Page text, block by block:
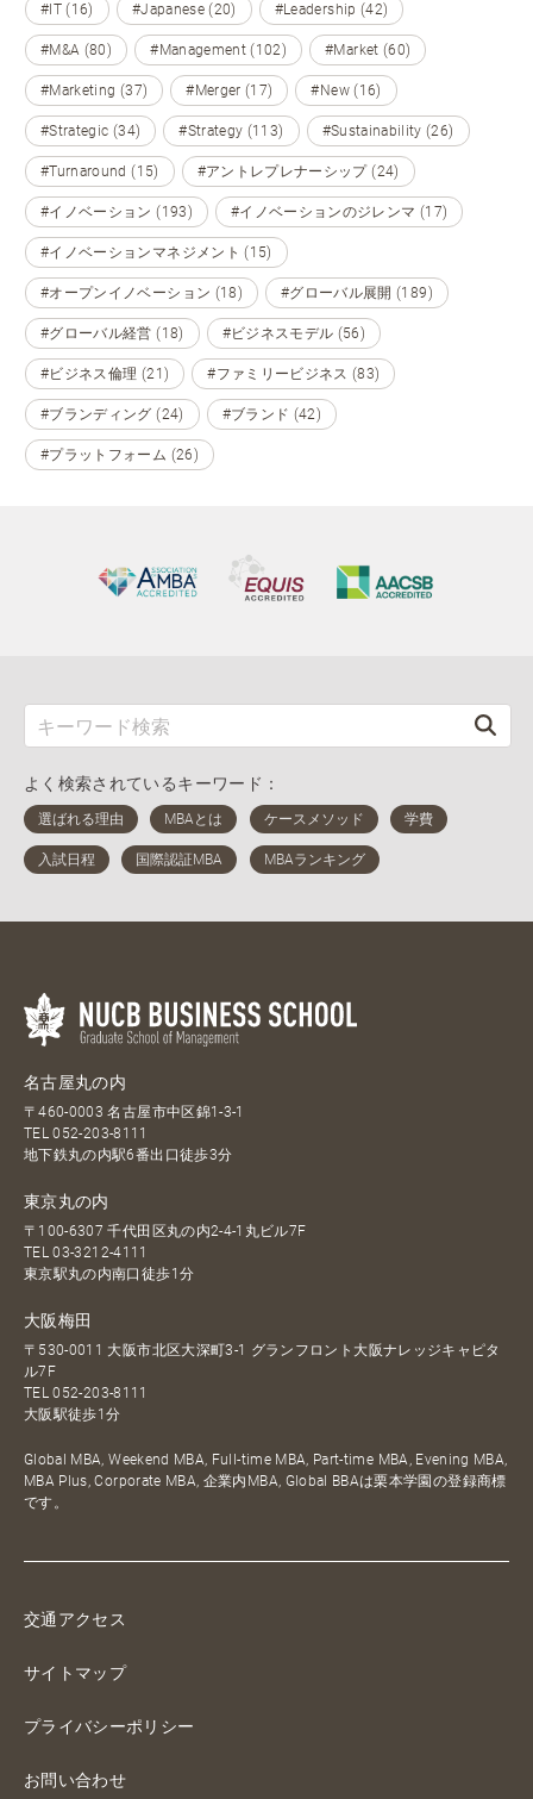
#IT (16) #Japanese (20) #Leadership (42)
#M&A (80) #Management (102) #Market (60)
#Marketing (37) #Merger (17) #New (16)
#Strategic (34) #Strategy (113) #Sustainability (26)
#Turnaround (15) #アントレプレナーシップ (24)
#イノベーション (193) #イノベーションのジレンマ (17)
#イノベーションマネジメント (15)
#オープンイノベーション (18) #グローバル展開 (189)
#グローバル経営 (18) #ビジネスモデル (56)
#ビジネス倫理 (21) #ファミリービジネス (83)
#ブランディング (24) #ブランド (42)
#プラットフォーム (26)
よく検索されているキーワード：
名古屋丸の内
〒460-0003 名古屋市中区錦1-3-1
TEL052-203-8111
地下鉄丸の内駅6番出口徒歩3分
東京丸の内
〒100-6307 千代田区丸の内2-4-1丸ビル7F
TEL03-3212-4111
東京駅丸の内南口徒歩1分
大阪梅田
〒530-0011 大阪市北区大深町3-1 グランフロント大阪ナレッジキャピタ
ル7F
TEL052-203-8111
大阪駅徒歩1分
Global MBA, Weekend MBA, Full-time MBA, Part-time MBA, Evening MBA,
MBA Plus, Corporate MBA, 企業内MBA, Global BBAは栗本学園の登録商標
です。
交通アクセス
サイトマップ
プライバシーポリシー
お問い合わせ